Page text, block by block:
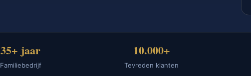
35+ jaar
Familiebedrijf
10.000+
Tevreden klanten